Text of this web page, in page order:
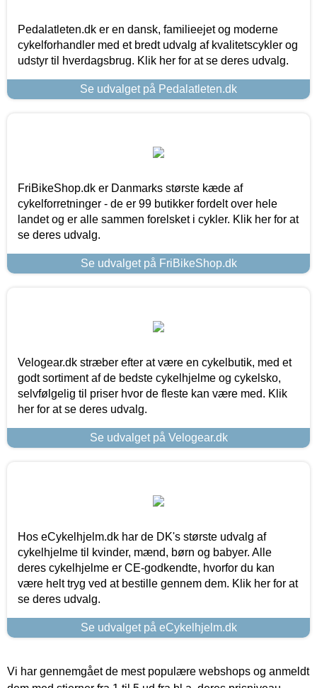
Pedalatleten.dk er en dansk, familieejet og moderne
cykelforhandler med et bredt udvalg af kvalitetscykler og
udstyr til hverdagsbrug. Klik her for at se deres udvalg.
Se udvalget på Pedalatleten.dk
FriBikeShop.dk er Danmarks største kæde af
cykelforretninger - de er 99 butikker fordelt over hele
landet og er alle sammen forelsket i cykler. Klik her for at
se deres udvalg.
Se udvalget på FriBikeShop.dk
Velogear.dk stræber efter at være en cykelbutik, med et
godt sortiment af de bedste cykelhjelme og cykelsko,
selvfølgelig til priser hvor de fleste kan være med. Klik
her for at se deres udvalg.
Se udvalget på Velogear.dk
Hos eCykelhjelm.dk har de DK's største udvalg af
cykelhjelme til kvinder, mænd, børn og babyer. Alle
deres cykelhjelme er CE-godkendte, hvorfor du kan
være helt tryg ved at bestille gennem dem. Klik her for at
se deres udvalg.
Se udvalget på eCykelhjelm.dk
Vi har gennemgået de mest populære webshops og anmeldt